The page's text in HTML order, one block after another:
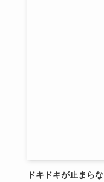
ドキドキが止まら